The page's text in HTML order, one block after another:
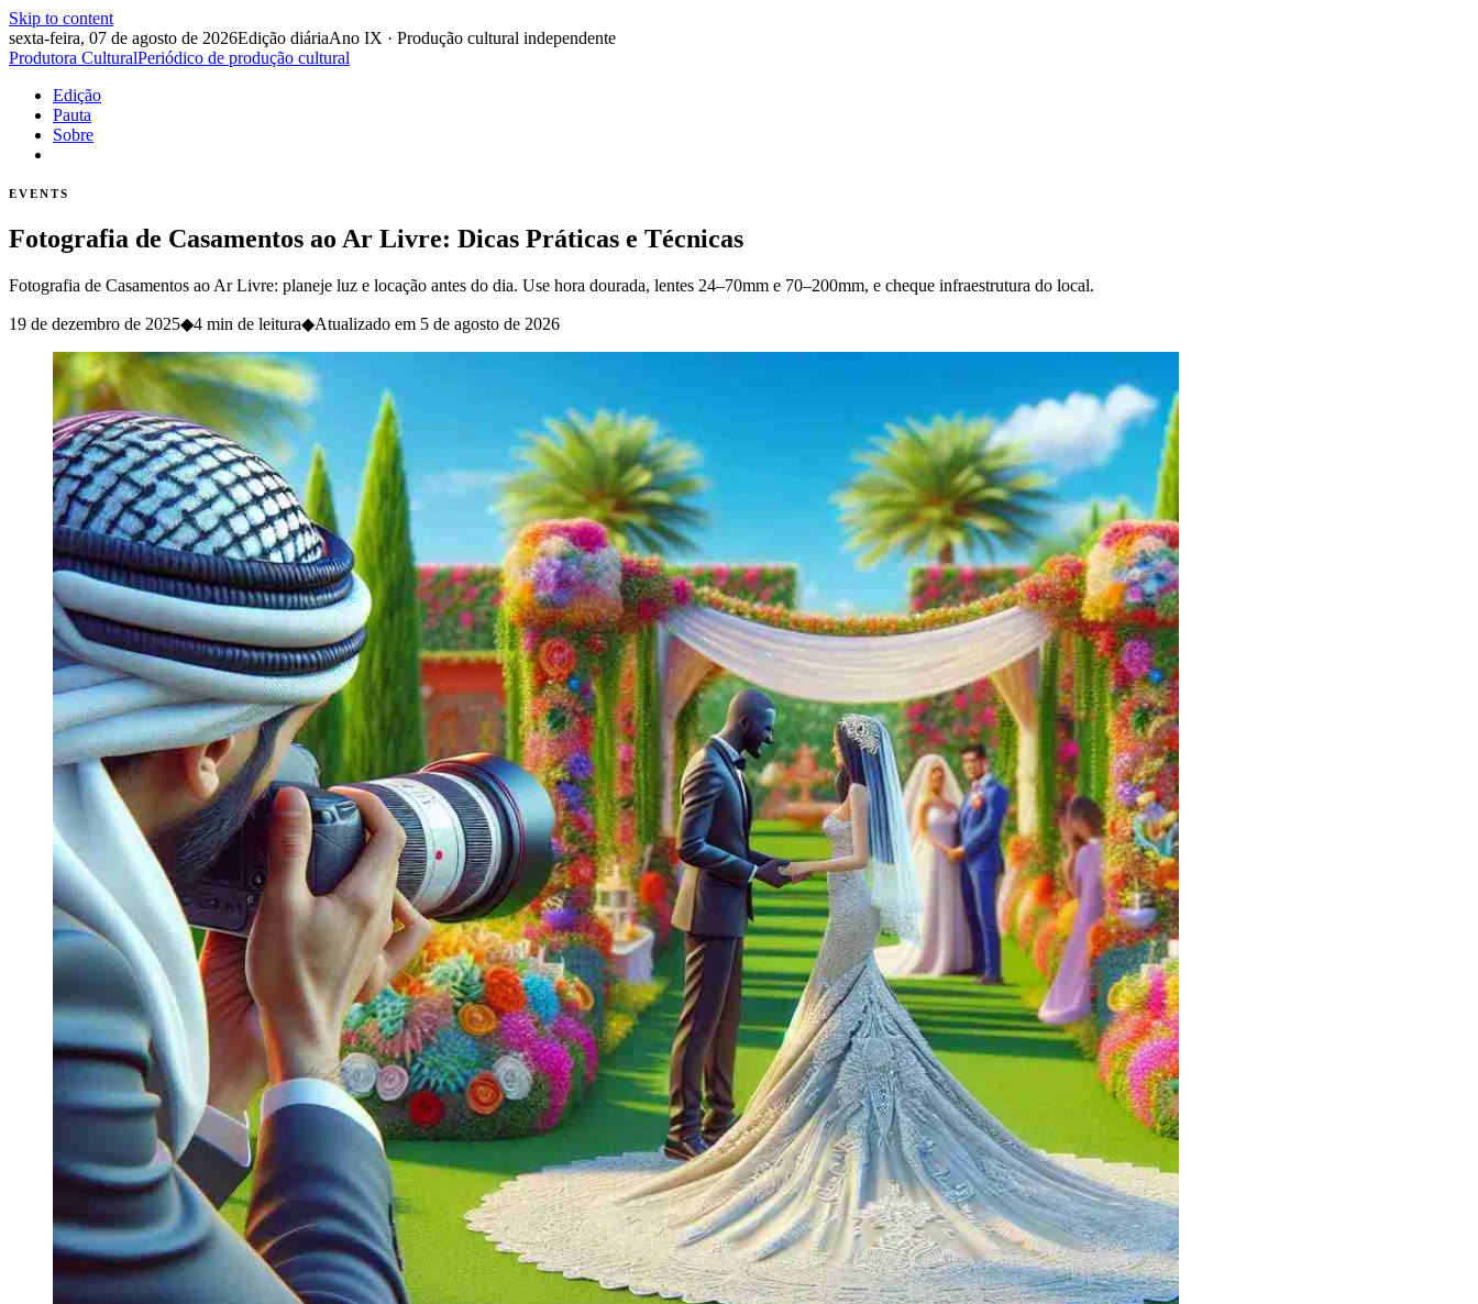
Skip to content
sexta-feira, 07 de agosto de 2026Edição diáriaAno IX · Produção cultural independente
Produtora CulturalPeriódico de produção cultural
Edição
Pauta
Sobre
EVENTS
Fotografia de Casamentos ao Ar Livre: Dicas Práticas e Técnicas
Fotografia de Casamentos ao Ar Livre: planeje luz e locação antes do dia. Use hora dourada, lentes 24–70mm e 70–200mm, e cheque infraestrutura do local.
19 de dezembro de 2025◆4 min de leitura◆Atualizado em 5 de agosto de 2026